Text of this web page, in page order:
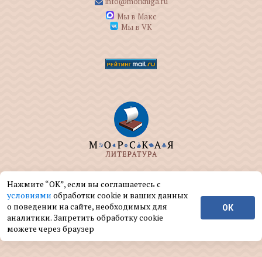
Мы в Макс
Мы в VK
ООО "МОРКНИГА" занимается изданием и
реализацией книг на морскую тематику.
© ООО "МОРКНИГА", 2004 — 2026 г.
Нажмите “ОК”, если вы соглашаетесь с
условиями обработки cookie и ваших данных
о поведении на сайте, необходимых для
аналитики. Запретить обработку cookie
можете через браузер
ОК